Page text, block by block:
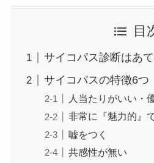
目
サイコパス診断はあ
サイコパスの特徴6つ
人当たりがいい・
非常に『魅力的』
嘘をつく
共感性が無い